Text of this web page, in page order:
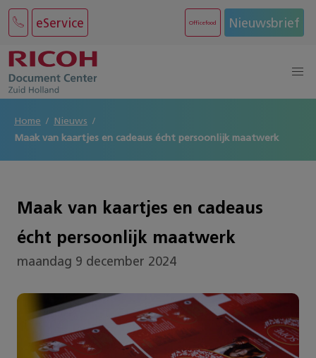
eService Officefood Nieuwsbrief
Home
Nieuws
Maak van kaartjes en cadeaus écht persoonlijk maatwerk
Maak van kaartjes en cadeaus
écht persoonlijk maatwerk
maandag 9 december 2024